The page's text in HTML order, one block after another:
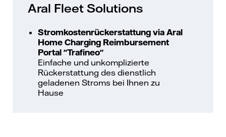
Aral Fleet Solutions
Stromkostenrückerstattung via Aral
Home Charging Reimbursement
Portal "Trafineo"
Einfache und unkomplizierte
Rückerstattung des dienstlich
geladenen Stroms bei Ihnen zu
Hause